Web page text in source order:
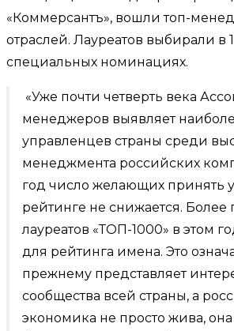
«Коммерсантъ», вошли топ-
отраслей. Лауреатов выбирали в
специальных номинациях.
«Уже почти четверть века
менеджеров выявляет
управленцев страны среди
менеджмента российских
год число желающих принять
рейтинге не снижается. Более
лауреатов «ТОП-1000» в этом
для рейтинга имена. Это
прежнему представляет
сообщества всей страны, а
экономика не просто жива,